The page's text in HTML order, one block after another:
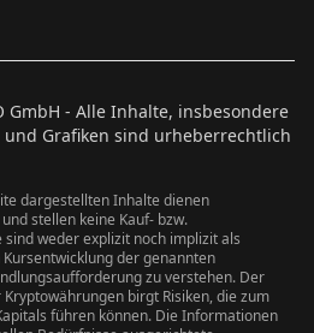
GmbH - Alle Inhalte, insbesondere
und Grafiken sind urheberrechtlich
dargestellten Inhalte dienen
stellen keine Kauf- bzw.
weder explizit noch implizit als
der genannten
zu verstehen. Der
birgt Risiken, die zum
führen können. Die Informationen